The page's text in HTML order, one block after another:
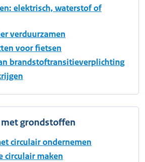
elektrisch, waterstof of
verduurzamen
voor fietsen
brandstoftransitieverplichting
grondstoffen
circulair ondernemen
circulair maken